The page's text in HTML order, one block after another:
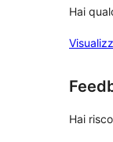
Hai
Hai